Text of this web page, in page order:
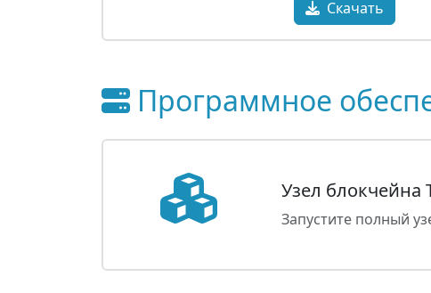
Скачать
Программное
Узел блокчейна
Запустите полный